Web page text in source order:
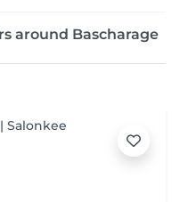
around Bascharage